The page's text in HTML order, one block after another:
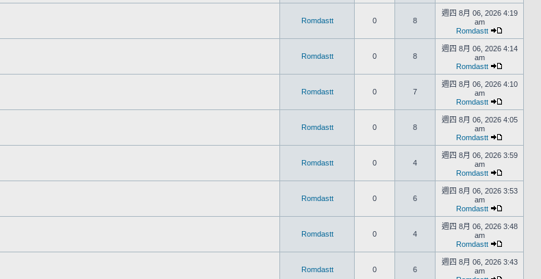
Romdastt 0 8
週四 8月 06, 2026 4:19
am
Romdastt
Romdastt 0 8
週四 8月 06, 2026 4:14
am
Romdastt
Romdastt 0 7
週四 8月 06, 2026 4:10
am
Romdastt
Romdastt 0 8
週四 8月 06, 2026 4:05
am
Romdastt
Romdastt 0 4
週四 8月 06, 2026 3:59
am
Romdastt
Romdastt 0 6
週四 8月 06, 2026 3:53
am
Romdastt
Romdastt 0 4
週四 8月 06, 2026 3:48
am
Romdastt
Romdastt 0 6
週四 8月 06, 2026 3:43
am